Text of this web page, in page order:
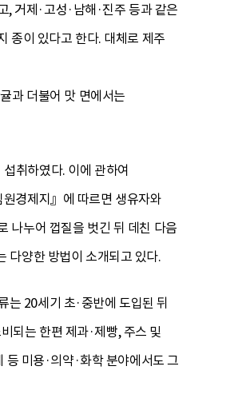
, 거제·고성·남해·진주 등과 같은
종이 있다고 한다. 대체로 제주
과 더불어 맛 면에서는
취하였다. 이에 관하여
경제지』에 따르면 생유자와
나누어 껍질을 벗긴 뒤 데친 다음
다양한 방법이 소개되고 있다.
는 20세기 초·중반에 도입된 뒤
되는 한편 제과·제빵, 주스 및
미용·의약·화학 분야에서도 그